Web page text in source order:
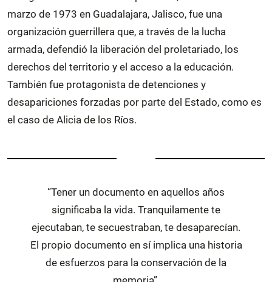
marzo de 1973 en Guadalajara, Jalisco, fue una
organización guerrillera que, a través de la lucha
armada, defendió la liberación del proletariado, los
derechos del territorio y el acceso a la educación.
También fue protagonista de detenciones y
desapariciones forzadas por parte del Estado, como es
el caso de Alicia de los Ríos.
“Tener un documento en aquellos años
significaba la vida. Tranquilamente te
ejecutaban, te secuestraban, te desaparecían.
El propio documento en sí implica una historia
de esfuerzos para la conservación de la